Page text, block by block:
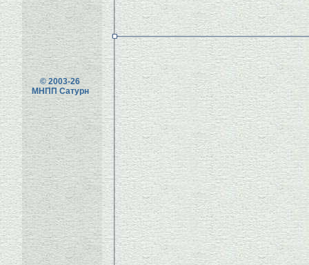
© 2003-26
МНПП Сатурн